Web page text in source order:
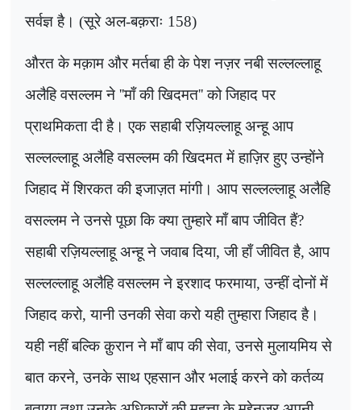
सर्वज्ञ है। (सूरे अल-बक़राः 158)
औरत के मक़ाम और मर्तबा ही के पेश नज़र नबी सल्लल्लाहू
अलैहि वसल्लम ने ''माँ की खिदमत''को जिहाद पर
प्राथमिकता दी है। एक सहाबी रज़ियल्लाहू अन्हू आप
सल्लल्लाहू अलैहि वसल्लम की खिदमत में हाज़िर हुए उन्होंने
जिहाद में शिरकत की इजाज़त मांगी। आप सल्लल्लाहू अलैहि
वसल्लम ने उनसे पूछा कि क्या तुम्हारे माँ बाप जीवित हैं?
सहाबी रज़ियल्लाहू अन्हू ने जवाब दिया, जी हाँ जीवित है, आप
सल्लल्लाहू अलैहि वसल्लम ने इरशाद फरमाया, उन्हीं दोनों में
जिहाद करो, यानी उनकी सेवा करो यही तुम्हारा जिहाद है।
यही नहीं बल्कि क़ुरान ने माँ बाप की सेवा, उनसे मुलायमिय से
बात करने, उनके साथ एहसान और भलाई करने को कर्तव्य